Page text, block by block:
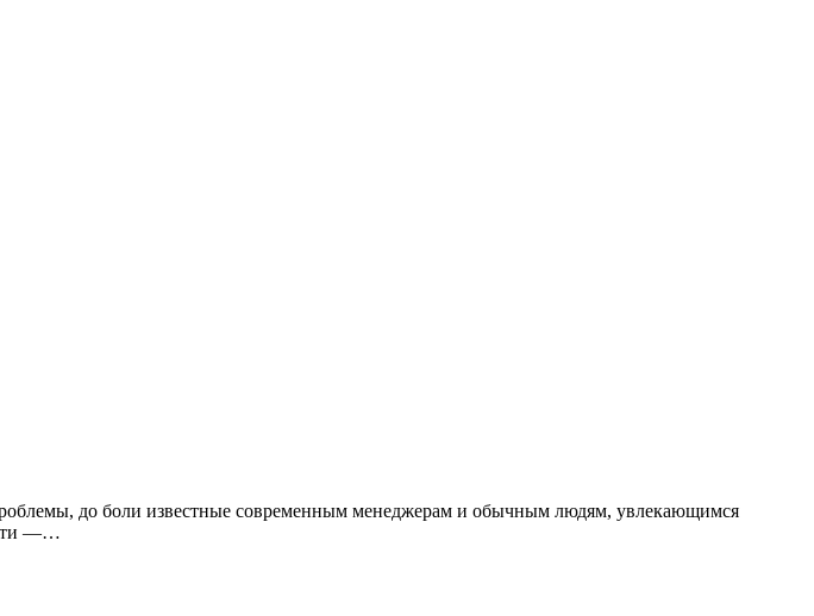
до боли известные современным менеджерам и обычным людям, увлекающимся
—…